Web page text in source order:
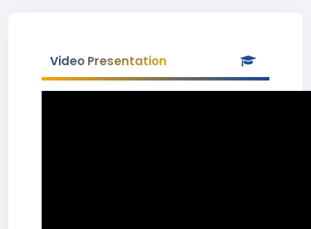
Video Presentation